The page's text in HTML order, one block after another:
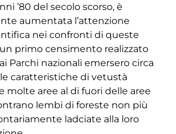
’80 del secolo scorso, è
aumentata l’attenzione
nei confronti di queste
primo censimento realizzato
Parchi nazionali emersero circa
caratteristiche di vetustà
molte aree al di fuori delle aree
lembi di foreste non più
ladciate alla loro